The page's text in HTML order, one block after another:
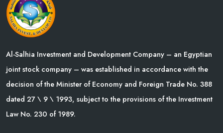
Al-Salhia Investment and Development Company – an Egyptian
joint stock company – was established in accordance with the
decision of the Minister of Economy and Foreign Trade No. 388
dated 27 \ 9 \ 1993, subject to the provisions of the Investment
Law No. 230 of 1989.